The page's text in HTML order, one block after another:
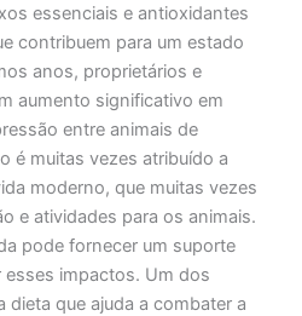
essenciais e antioxidantes
contribuem para um estado
anos, proprietários e
aumento significativo em
entre animais de
é muitas vezes atribuído a
moderno, que muitas vezes
e atividades para os animais.
pode fornecer um suporte
impactos. Um dos
que ajuda a combater a